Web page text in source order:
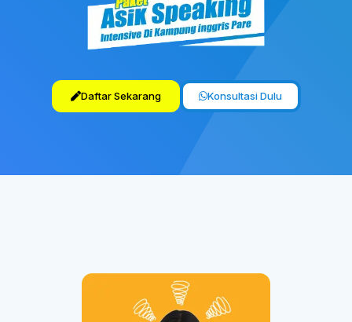
Daftar Sekarang Konsultasi Dulu